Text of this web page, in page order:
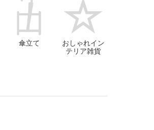
傘立て
おしゃれイン
テリア雑貨